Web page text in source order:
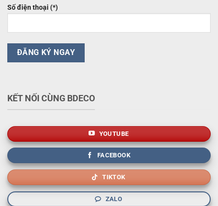
Số điện thoại (*)
KẾT NỐI CÙNG BDECO
YOUTUBE
FACEBOOK
TIKTOK
ZALO